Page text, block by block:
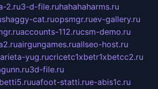
2.ru3-d-file.ruhahahaharms.ru
shaggy-cat.ruopsmgr.ruev-gallery.ru
accounts-112.rucsm-demo.ru
airgungames.ruallseo-host.ru
yug.rucricetc1xbetr1xbetcc2.ru
3d-file.ru
uafoot-statti.rue-abis1c.ru